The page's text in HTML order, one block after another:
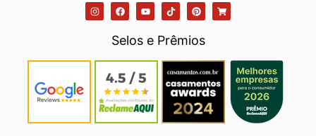
Selos e Prêmios